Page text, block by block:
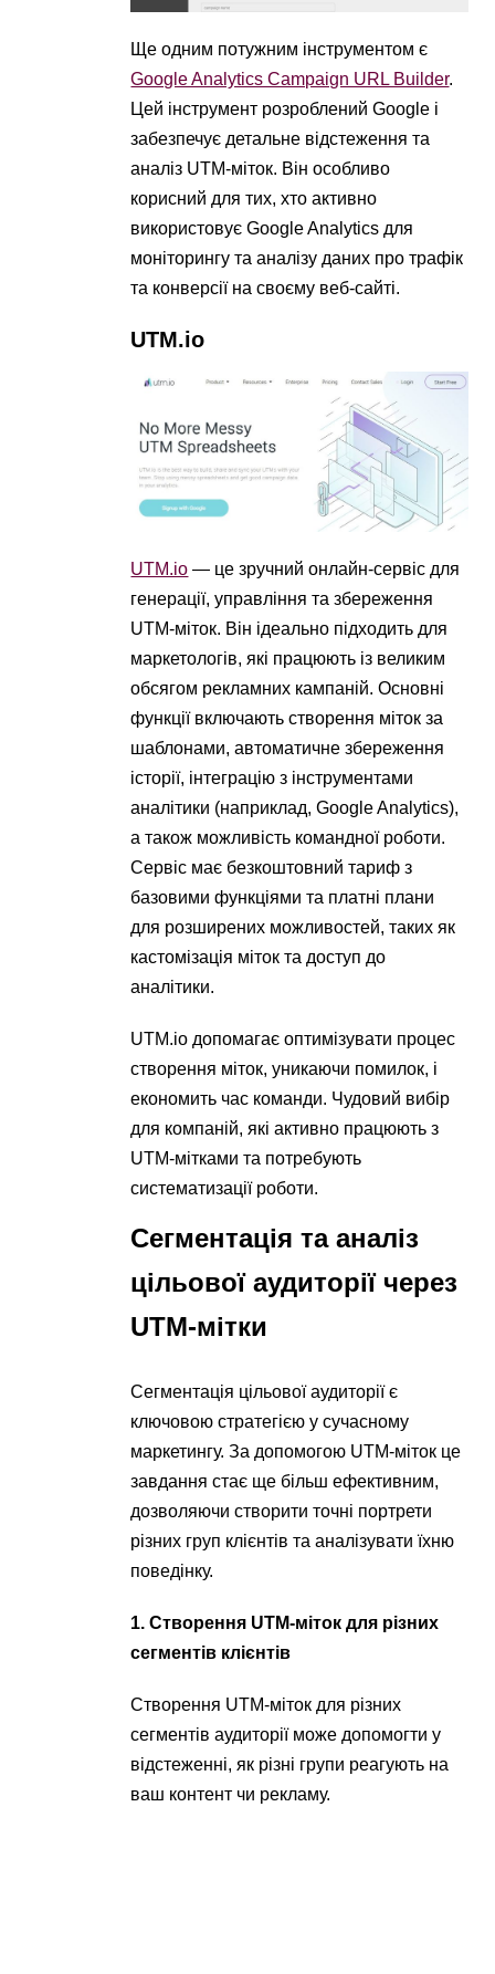
Ще одним потужним інструментом є
Google Analytics Campaign URL Builder.
Цей інструмент розроблений Google і
забезпечує детальне відстеження та
аналіз UTM-міток. Він особливо
корисний для тих, хто активно
використовує Google Analytics для
моніторингу та аналізу даних про трафік
та конверсії на своєму веб-сайті.
UTM.io
UTM.io — це зручний онлайн-сервіс для
генерації, управління та збереження
UTM-міток. Він ідеально підходить для
маркетологів, які працюють із великим
обсягом рекламних кампаній. Основні
функції включають створення міток за
шаблонами, автоматичне збереження
історії, інтеграцію з інструментами
аналітики (наприклад, Google Analytics),
а також можливість командної роботи.
Сервіс має безкоштовний тариф з
базовими функціями та платні плани
для розширених можливостей, таких як
кастомізація міток та доступ до
аналітики.
UTM.io допомагає оптимізувати процес
створення міток, уникаючи помилок, і
економить час команди. Чудовий вибір
для компаній, які активно працюють з
UTM-мітками та потребують
систематизації роботи.
Сегментація та аналіз
цільової аудиторії через
UTM-мітки
Сегментація цільової аудиторії є
ключовою стратегією у сучасному
маркетингу. За допомогою UTM-міток це
завдання стає ще більш ефективним,
дозволяючи створити точні портрети
різних груп клієнтів та аналізувати їхню
поведінку.
1. Створення UTM-міток для різних
сегментів клієнтів
Створення UTM-міток для різних
сегментів аудиторії може допомогти у
відстеженні, як різні групи реагують на
ваш контент чи рекламу.